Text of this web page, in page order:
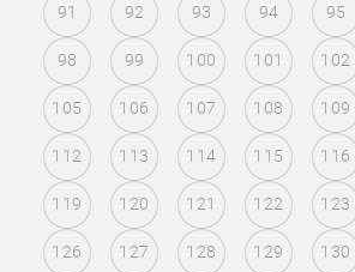
91 92 93 94 95
98 99 100 101 102
105 106 107 108 109
112 113 114 115 116
119 120 121 122 123
126 127 128 129 130